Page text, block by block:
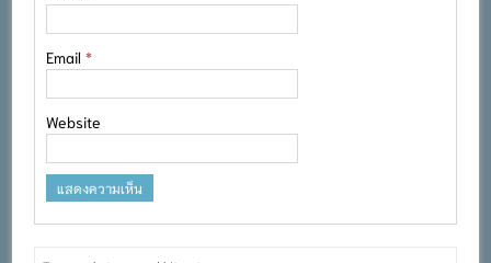
Email*
Website